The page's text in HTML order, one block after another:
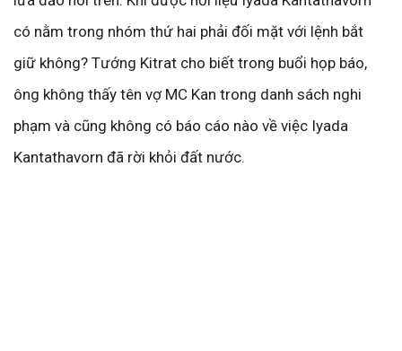
có nằm trong nhóm thứ hai phải đối mặt với lệnh bắt
giữ không? Tướng Kitrat cho biết trong buổi họp báo,
ông không thấy tên vợ MC Kan trong danh sách nghi
phạm và cũng không có báo cáo nào về việc Iyada
Kantathavorn đã rời khỏi đất nước.